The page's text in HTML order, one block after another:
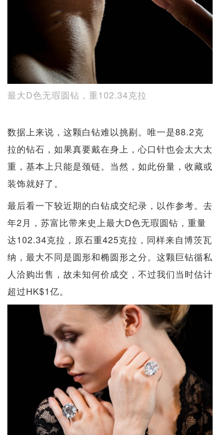
最大D色无瑕圆钻，重102.34克拉
数据上来说，这颗白钻难以挑剔。唯一是88.2克
拉的钻石，如果真要戴在身上，心口针也会太大太
重，基本上只能是颈链。当然，如此份量，收藏或
装饰就好了。
最后看一下较近期的白钻成交纪录，以作参考。去
年2月，苏富比带来史上最大D色无瑕圆钻，重量
达102.34克拉，原石重425克拉，同样来自博茨瓦
纳，最大不同是圆形和椭圆形之分。这颗巨钻循私
人洽购出售，故未知何价成交，不过我们当时估计
超过HK$1亿。